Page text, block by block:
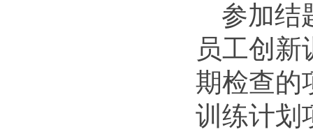
参加结
员工创新
期检查的
训练计划